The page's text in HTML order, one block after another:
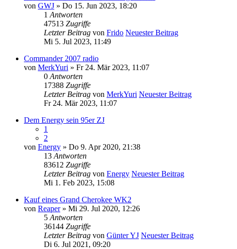
von GWJ » Do 15. Jun 2023, 18:20
1 Antworten
47513 Zugriffe
Letzter Beitrag von Frido Neuester Beitrag
Mi 5. Jul 2023, 11:49
Commander 2007 radio
von MerkYuri » Fr 24. Mär 2023, 11:07
0 Antworten
17388 Zugriffe
Letzter Beitrag von MerkYuri Neuester Beitrag
Fr 24. Mär 2023, 11:07
Dem Energy sein 95er ZJ
1
2
von Energy » Do 9. Apr 2020, 21:38
13 Antworten
83612 Zugriffe
Letzter Beitrag von Energy Neuester Beitrag
Mi 1. Feb 2023, 15:08
Kauf eines Grand Cherokee WK2
von Reaper» Mi 29. Jul 2020, 12:26
5 Antworten
36144 Zugriffe
Letzter Beitrag von Günter YJ Neuester Beitrag
Di 6. Jul 2021, 09:20